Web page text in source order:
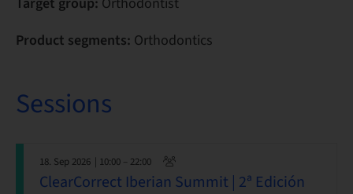
Product segments: Orthodontics
Sessions
18. Sep 2026 | 10:00 – 22:00
ClearCorrect Iberian Summit | 2ª Edición